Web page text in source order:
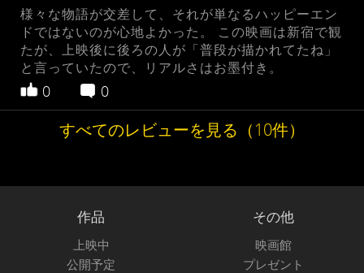
様々な物語が交差して、それが単なるハッピーエン
ドではないのが心地よかった。 この映画は新宿で観
たが、上映後に後ろの人が「普段が描かれてたね」
と言っていたので、リアルさはお墨付き。
0 0
すべてのレビューを見る（10件）
作品
上映中
公開予定
その他
映画館
プレゼント